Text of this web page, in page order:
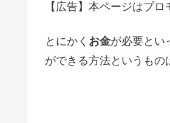
【広告】本ページはプ
とにかく お金が必要とい
ができる方法というもの